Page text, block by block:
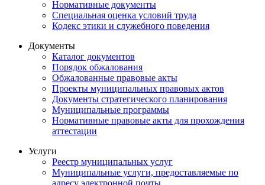
Нормативные документы
Специальная оценка условий труда
Кодекс этики и служебного поведения
Документы
Каталог документов
Порядок обжалования
Обжалованные правовые акты
Проекты муниципальных правовых актов
Документы стратегического планирования
Муниципальные программы
Нормативные правовые акты для прохождения
аттестации
Услуги
Реестр муниципальных услуг
Муниципальные услуги, предоставляемые по
адресу электронной почты